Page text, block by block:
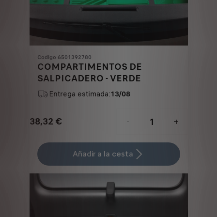
Codigo 6501392780
COMPARTIMENTOS DE
SALPICADERO - VERDE
Entrega estimada:13/08
38,32 €
Price
38,32
€
-
+
Quantity
updated
1
Añadir a la cesta